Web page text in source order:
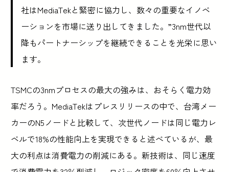
社はMediaTekと緊密に協力し、数々の重要なイノベ
ーションを市場に送り出してきました。”3nm世代以
降もパートナーシップを継続できることを光栄に思い
ます。
TSMCの3nmプロセスの最大の強みは、おそらく電力効
率だろう。MediaTekはプレスリリースの中で、台湾メー
カーのN5ノードと比較して、次世代ノードは同じ電力レ
ベルで18%の性能向上を実現できると述べているが、最
大の利点は消費電力の削減にある。新技術は、同じ速度